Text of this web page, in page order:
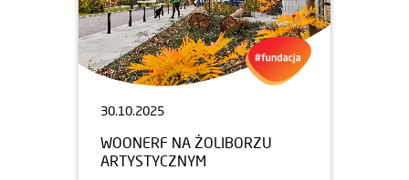
30.10.2025
WOONERF NA ŻOLIBORZU
ARTYSTYCZNYM